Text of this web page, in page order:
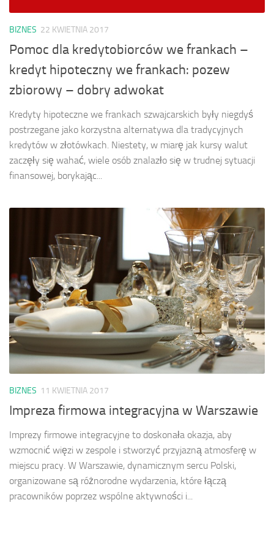
BIZNES 22 KWIETNIA 2017
Pomoc dla kredytobiorców we frankach –
kredyt hipoteczny we frankach: pozew
zbiorowy – dobry adwokat
Kredyty hipoteczne we frankach szwajcarskich były niegdyś
postrzegane jako korzystna alternatywa dla tradycyjnych
kredytów w złotówkach. Niestety, w miarę jak kursy walut
zaczęły się wahać, wiele osób znalazło się w trudnej sytuacji
finansowej, borykając...
BIZNES 11 KWIETNIA 2017
Impreza firmowa integracyjna w Warszawie
Imprezy firmowe integracyjne to doskonała okazja, aby
wzmocnić więzi w zespole i stworzyć przyjazną atmosferę w
miejscu pracy. W Warszawie, dynamicznym sercu Polski,
organizowane są różnorodne wydarzenia, które łączą
pracowników poprzez wspólne aktywności i...